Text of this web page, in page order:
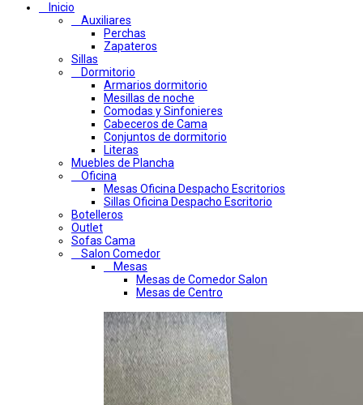
Inicio
Auxiliares
Perchas
Zapateros
Sillas
Dormitorio
Armarios dormitorio
Mesillas de noche
Comodas y Sinfonieres
Cabeceros de Cama
Conjuntos de dormitorio
Literas
Muebles de Plancha
Oficina
Mesas Oficina Despacho Escritorios
Sillas Oficina Despacho Escritorio
Botelleros
Outlet
Sofas Cama
Salon Comedor
Mesas
Mesas de Comedor Salon
Mesas de Centro